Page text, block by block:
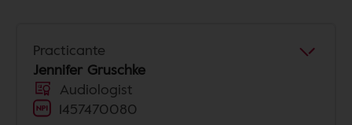
Practicante
Jennifer Gruschke
Audiologist
1457470080